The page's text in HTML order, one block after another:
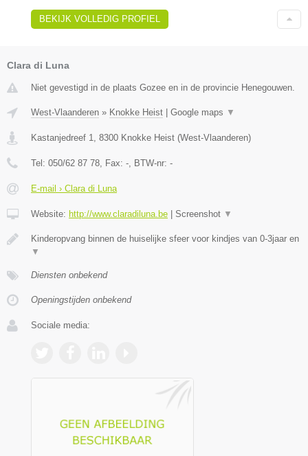
BEKIJK VOLLEDIG PROFIEL
Clara di Luna
Niet gevestigd in de plaats Gozee en in de provincie Henegouwen.
West-Vlaanderen » Knokke Heist | Google maps ▼
Kastanjedreef 1 8300 Knokke Heist (West-Vlaanderen)
Tel: 050/62 87 78 , Fax: - , BTW-nr: -
E-mail › Clara di Luna
Website: http://www.claradiluna.be | Screenshot ▼
Kinderopvang binnen de huiselijke sfeer voor kindjes van 0-3jaar en
▼
Diensten onbekend
Openingstijden onbekend
Sociale media: